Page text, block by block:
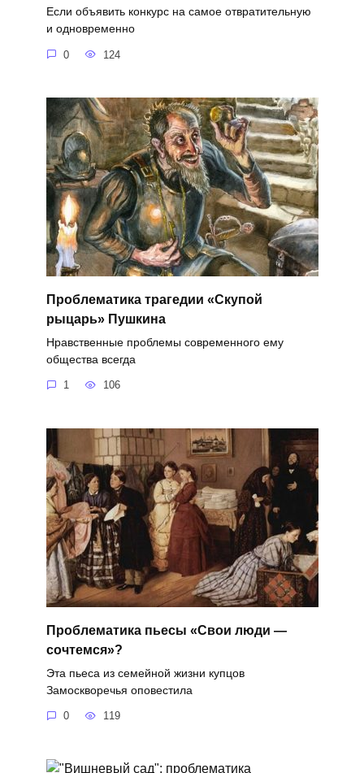
Если объявить конкурс на самое отвратительную
и одновременно
0 124
Проблематика трагедии «Скупой
рыцарь» Пушкина
Нравственные проблемы современного ему
общества всегда
1 106
Проблематика пьесы «Свои люди —
сочтемся»?
Эта пьеса из семейной жизни купцов
Замоскворечья оповестила
0 119